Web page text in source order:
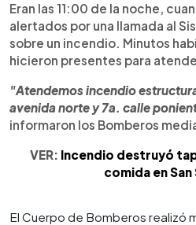
Eran las 11:00 de la noche,
alertados por una llamada al
sobre un incendio. Minutos
hicieron presentes para
"Atendemos incendio
avenida norte y 7a. calle
informaron los Bomberos
VER: Incendio destruyó
comida en
El Cuerpo de Bomberos realizó